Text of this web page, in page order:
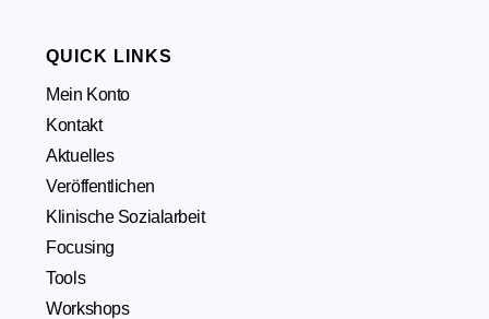
QUICK LINKS
Mein Konto
Kontakt
Aktuelles
Veröffentlichen
Klinische Sozialarbeit
Focusing
Tools
Workshops